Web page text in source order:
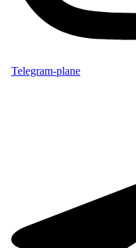
Telegram-plane